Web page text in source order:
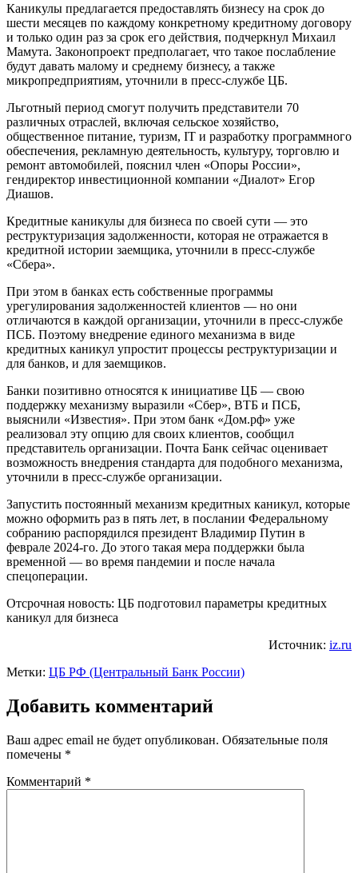
Каникулы предлагается предоставлять бизнесу на срок до
шести месяцев по каждому конкретному кредитному договору
и только один раз за срок его действия, подчеркнул Михаил
Мамута. Законопроект предполагает, что такое послабление
будут давать малому и среднему бизнесу, а также
микропредприятиям, уточнили в пресс-службе ЦБ.
Льготный период смогут получить представители 70
различных отраслей, включая сельское хозяйство,
общественное питание, туризм, IT и разработку программного
обеспечения, рекламную деятельность, культуру, торговлю и
ремонт автомобилей, пояснил член «Опоры России»,
гендиректор инвестиционной компании «Диалот» Егор
Диашов.
Кредитные каникулы для бизнеса по своей сути — это
реструктуризация задолженности, которая не отражается в
кредитной истории заемщика, уточнили в пресс-службе
«Сбера».
При этом в банках есть собственные программы
урегулирования задолженностей клиентов — но они
отличаются в каждой организации, уточнили в пресс-службе
ПСБ. Поэтому внедрение единого механизма в виде
кредитных каникул упростит процессы реструктуризации и
для банков, и для заемщиков.
Банки позитивно относятся к инициативе ЦБ — свою
поддержку механизму выразили «Сбер», ВТБ и ПСБ,
выяснили «Известия». При этом банк «Дом.рф» уже
реализовал эту опцию для своих клиентов, сообщил
представитель организации. Почта Банк сейчас оценивает
возможность внедрения стандарта для подобного механизма,
уточнили в пресс-службе организации.
Запустить постоянный механизм кредитных каникул, которые
можно оформить раз в пять лет, в послании Федеральному
собранию распорядился президент Владимир Путин в
феврале 2024-го. До этого такая мера поддержки была
временной — во время пандемии и после начала
спецоперации.
Отсрочная новость: ЦБ подготовил параметры кредитных
каникул для бизнеса
Источник: iz.ru
Метки: ЦБ РФ (Центральный Банк России)
Добавить комментарий
Ваш адрес email не будет опубликован. Обязательные поля
помечены *
Комментарий *